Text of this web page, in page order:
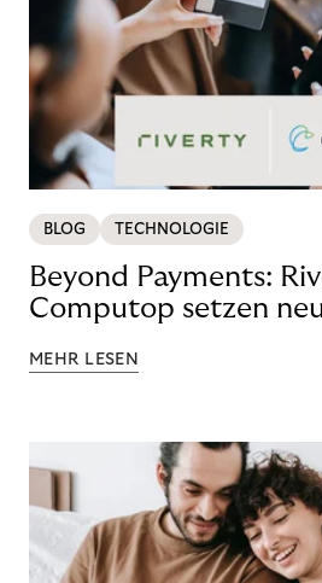
BLOG TECHNOLOGIE
Beyond Payments:
Computop setzen
MEHR LESEN